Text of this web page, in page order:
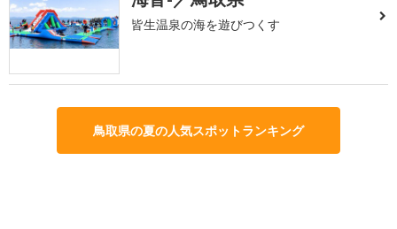
皆生温泉の海を遊びつくす
鳥取県の夏の人気スポットランキング